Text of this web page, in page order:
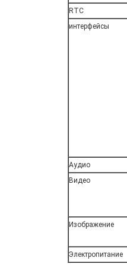
RTC
интерфейсы
Аудио
Видео
Изображение
Электропитание